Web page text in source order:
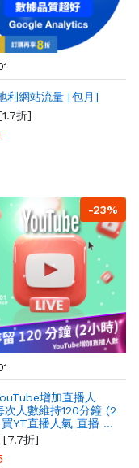
利網站流量 [包月]
折]
-23%
增加直播人
次人數維持120分鐘 (2
YT直播人氣 直播 最
買 提高YT影片粉絲曝
[7.7折]